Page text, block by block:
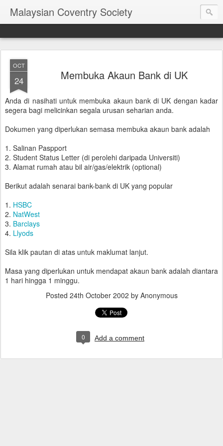
Malaysian Coventry Society
OCT
24 Membuka Akaun Bank di UK
Anda di nasihati untuk membuka akaun bank di UK dengan kadar
segera bagi melicinkan segala urusan seharian anda.
Dokumen yang diperlukan semasa membuka akaun bank adalah
1. Salinan Paspport
2. Student Status Letter (di perolehi daripada Universiti)
3. Alamat rumah atau bil air/gas/elektrik (optional)
Berikut adalah senarai bank-bank di UK yang popular
1. HSBC
2. NatWest
3. Barclays
4. Llyods
Sila klik pautan di atas untuk maklumat lanjut.
Masa yang diperlukan untuk mendapat akaun bank adalah diantara
1 hari hingga 1 minggu.
Posted 24th October 2002 by Anonymous
0 Add a comment